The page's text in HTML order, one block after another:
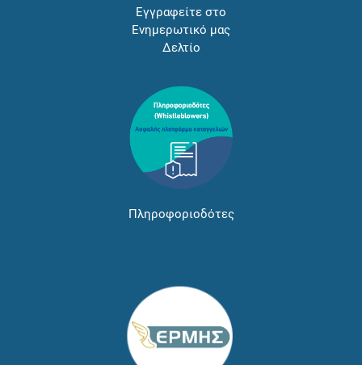
Εγγραφείτε στο
Ενημερωτικό μας
Δελτίο
Πληροφοριοδότες